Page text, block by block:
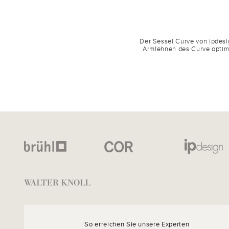
Der Sessel Curve von
Armlehnen des Curve
So erreichen Sie unsere Experten